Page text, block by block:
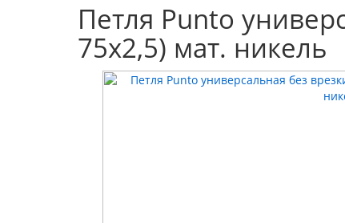
Петля Punto
75x2,5) мат. никель